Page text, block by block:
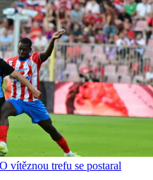
vítěznou trefu se postaral